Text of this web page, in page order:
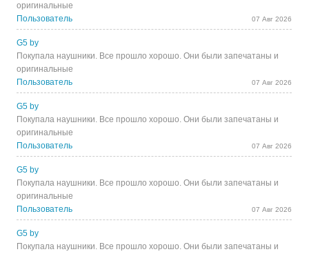
оригинальные
Пользователь
07 Авг 2026
G5 by
Покупала наушники. Все прошло хорошо. Они были запечатаны и
оригинальные
Пользователь
07 Авг 2026
G5 by
Покупала наушники. Все прошло хорошо. Они были запечатаны и
оригинальные
Пользователь
07 Авг 2026
G5 by
Покупала наушники. Все прошло хорошо. Они были запечатаны и
оригинальные
Пользователь
07 Авг 2026
G5 by
Покупала наушники. Все прошло хорошо. Они были запечатаны и